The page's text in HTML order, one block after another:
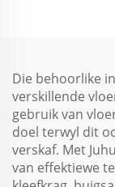
Die behoorlike
verskillende
gebruik van
doel terwyl dit
verskaf. Met
van effektiewe